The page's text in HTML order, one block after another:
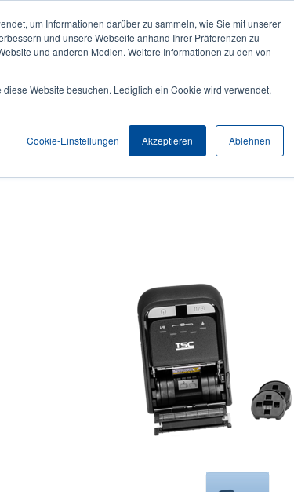
um Informationen darüber zu sammeln, wie Sie mit unserer
und unsere Webseite anhand Ihrer Präferenzen zu
und anderen Medien. Weitere Informationen zu den von
Website besuchen. Lediglich ein Cookie wird verwendet,
Cookie-Einstellungen Akzeptieren Ablehnen
Unternehmen
User
Anmelden / Registrieren